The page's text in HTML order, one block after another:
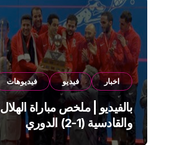
اخبار فيديو فيديوهات
بالفيديو | ملخص مباراة الهلال
والقادسية (1-2) الدوري
السعودي